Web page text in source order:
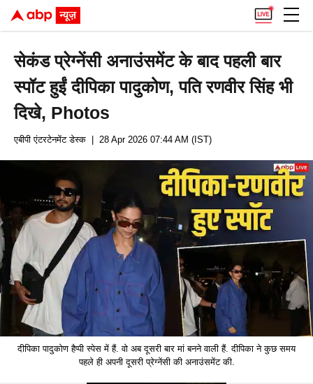
सेकंड प्रेग्नेंसी अनाउंसमेंट के बाद पहली बार
स्पॉट हुईं दीपिका पादुकोण, पति रणवीर सिंह भी
दिखे, Photos
एबीपी एंटरटेनमेंट डेस्क | 28 Apr 2026 07:44 AM (IST)
दीपिका पादुकोण हैप्पी स्पेस में हैं. वो अब दूसरी बार मां बनने वाली हैं. दीपिका ने कुछ समय
पहले ही अपनी दूसरी प्रेग्नेंसी की अनाउंसमेंट की.